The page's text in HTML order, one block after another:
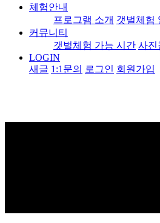
체험안내
프로그램 소개 갯벌체험
커뮤니티
갯벌체험 가능 시간 사진
LOGIN
새글 1:1문의 로그인 회원가입